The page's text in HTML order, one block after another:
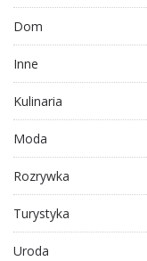
Dom
Inne
Kulinaria
Moda
Rozrywka
Turystyka
Uroda